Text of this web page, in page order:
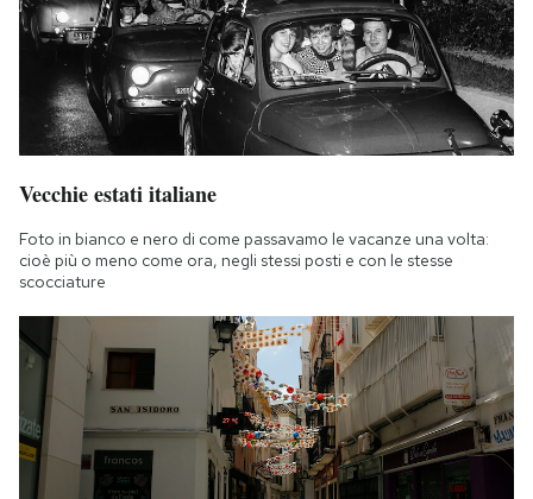
Vecchie estati italiane
Foto in bianco e nero di come passavamo le vacanze una volta:
cioè più o meno come ora, negli stessi posti e con le stesse
scocciature